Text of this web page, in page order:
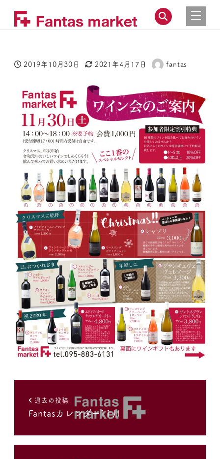
投稿日
2019年10月30日
更新日
2021年4月17日
著
fantas
過去の投稿
Fantasカレンダー11月